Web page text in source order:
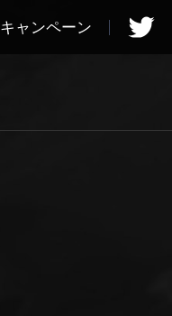
キャンペーン